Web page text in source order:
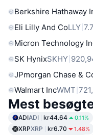
Berkshire Hathaway
Eli Lilly And CoLLY
Micron Technology
SK HynixSKHY
JPmorgan Chase &
Walmart IncWMT
Mest
ADIADI kr44.64 0.11%
XRPXRP kr6.70 1.48%